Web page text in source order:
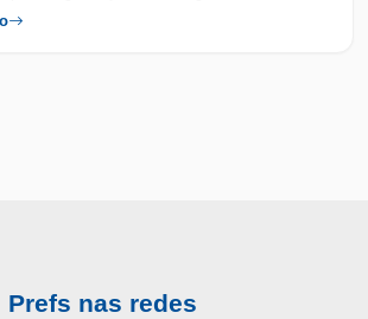
e Colo de Deus 21 de Agosto: Paula
Prefs nas redes